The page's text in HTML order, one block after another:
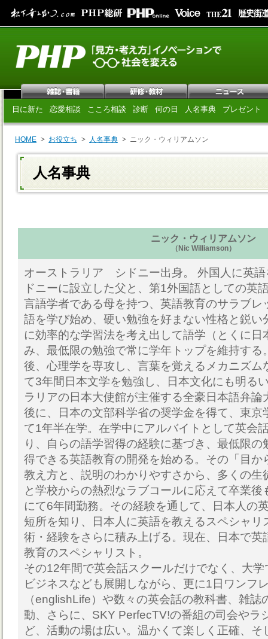
日に新た 恋愛相談 こころ相談 診断 何の日 人名事典 プレゼント
HOME お役立ち 人名事典 ニック・ウィリアムソン
人名事典
ニック・ウィリアムソン
（Nic Williamson）
オーストラリア シドニー出身。 外国人に英語
ドニーに設立した父と、第1外国語としての英
言語学者である母を持つ、英語教育のサラブレ
語を学び始め、硬い勉強を好まない性格と鋭い
に効率的な学習法を考え出して語学（とくに日
み、最低限の勉強で常に学年トップを維持する
後、心理学を専攻し、言葉を覚えるメカニズム
て3年間日本文学を勉強し、日本文化にも明る
ラリアの日本大使館が主催する全豪日本語弁論
後に、日本の文部科学省の奨学金を得て、東京
て1年半在学。在学中にアルバイトとして英会
り、自らの語学習得の経験に基づき、最低限
得できる英語教育の開発を始める。その「目か
教え方と、説明のわかりやすさから、多くの生
と学校からの熱烈なラブコールに応えて卒業後
にて6年間勤務。その経験を通して、日本人の
短所を知り、日本人に英語を教えるスペシャリ
術・経験をさらに積み上げる。現在、日本で英
教育のスペシャリスト。
その12年間で英会話スクールだけでなく、大
ビジネスなども展開しながら、更に1日ワンフ
（englishLife）や数々の英会話の教科書、雑誌
動、さらに、SKY PerfecTV!の番組の司会やラ
ど、活動の場は広い。温かくて楽しく正確、そ